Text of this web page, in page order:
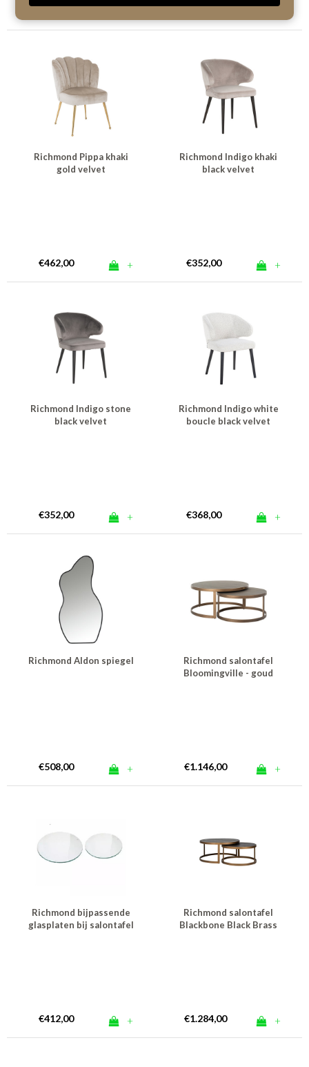
Richmond Pippa khaki
gold velvet
€462,00 +
Richmond Indigo khaki
black velvet
€352,00 +
Richmond Indigo stone
black velvet
€352,00 +
Richmond Indigo white
boucle black velvet
€368,00 +
Richmond Aldon spiegel
€508,00 +
Richmond salontafel
Bloomingville - goud
€1.146,00 +
Richmond bijpassende
glasplaten bij salontafel
€412,00 +
Richmond salontafel
Blackbone Black Brass
€1.284,00 +